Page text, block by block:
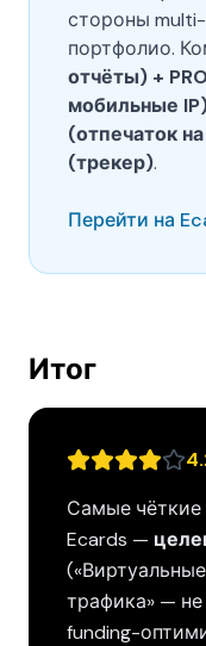
стороны
портфолио.
отчёты) +
мобильные
(отпечаток
(трекер).
Перейти на
Итог
Самые чёткие
Ecards —
трафика» —
funding-